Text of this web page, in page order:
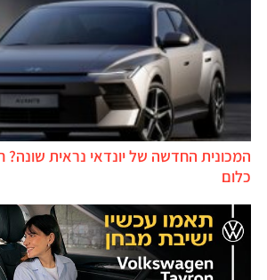
המכונית החדשה של יונדאי נראית שונה?
כלום